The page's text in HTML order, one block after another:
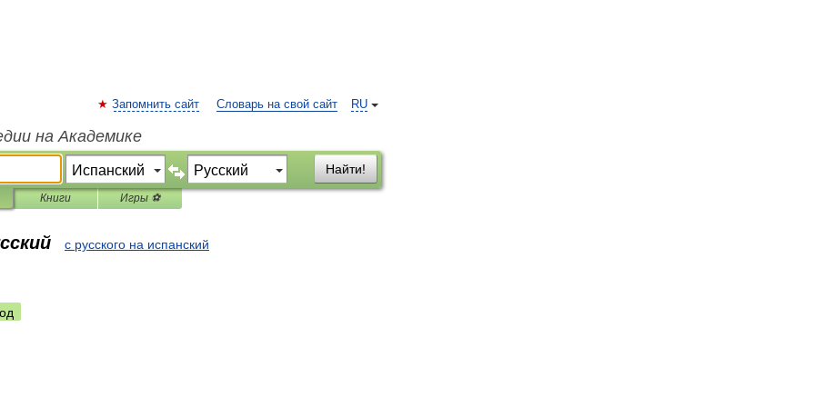
RU
Запомнить сайт Словарь на свой сайт
на Академике
Найти!
Книги Игры ⚽
с русского на испанский